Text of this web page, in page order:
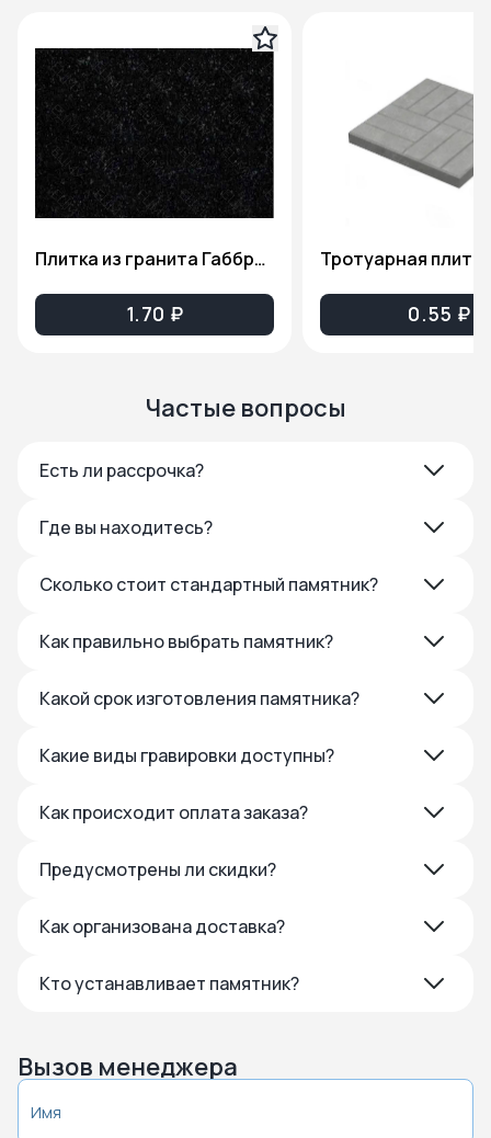
Плитка из гранита Габбро-Диабаз(Карельский гранит), толщина 2см. ПГ81
1.70 ₽ 0.55 ₽
Частые вопросы
Есть ли рассрочка?
Где вы находитесь?
Сколько стоит стандартный памятник?
Как правильно выбрать памятник?
Какой срок изготовления памятника?
Какие виды гравировки доступны?
Как происходит оплата заказа?
Предусмотрены ли скидки?
Как организована доставка?
Кто устанавливает памятник?
Вызов менеджера